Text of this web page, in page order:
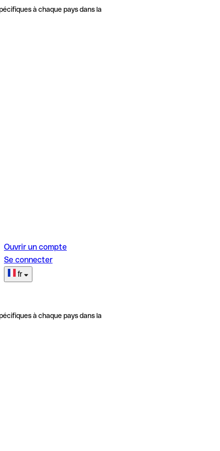
à chaque pays dans la
Ouvrir un compte
Se connecter
fr
à chaque pays dans la